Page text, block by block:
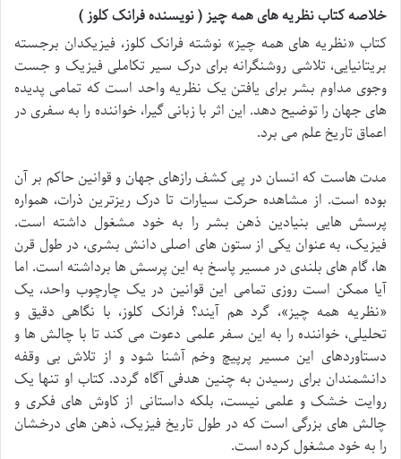
خلاصه کتاب نظریه های همه چیز ( نویسنده فرانک کلوز )
کتاب «نظریه های همه چیز» نوشته فرانک کلوز، فیزیکدان برجسته
بریتانیایی، تلاشی روشنگرانه برای درک سیر تکاملی فیزیک و جست
وجوی مداوم بشر برای یافتن یک نظریه واحد است که تمامی پدیده
های جهان را توضیح دهد. این اثر با زبانی گیرا، خواننده را به سفری در
اعماق تاریخ علم می برد.
مدت هاست که انسان در پی کشف رازهای جهان و قوانین حاکم بر آن
بوده است. از مشاهده حرکت سیارات تا درک ریزترین ذرات، همواره
پرسش هایی بنیادین ذهن بشر را به خود مشغول داشته است.
فیزیک، به عنوان یکی از ستون های اصلی دانش بشری، در طول قرن
ها، گام های بلندی در مسیر پاسخ به این پرسش ها برداشته است. اما
آیا ممکن است روزی تمامی این قوانین در یک چارچوب واحد، یک
«نظریه همه چیز»، گرد هم آیند؟ فرانک کلوز، با نگاهی دقیق و
تحلیلی، خواننده را به این سفر علمی دعوت می کند تا با چالش ها و
دستاوردهای این مسیر پرپیچ وخم آشنا شود و از تلاش بی وقفه
دانشمندان برای رسیدن به چنین هدفی آگاه گردد. کتاب او تنها یک
روایت خشک و علمی نیست، بلکه داستانی از کاوش های فکری و
چالش های بزرگی است که در طول تاریخ فیزیک، ذهن های درخشان
را به خود مشغول کرده است.